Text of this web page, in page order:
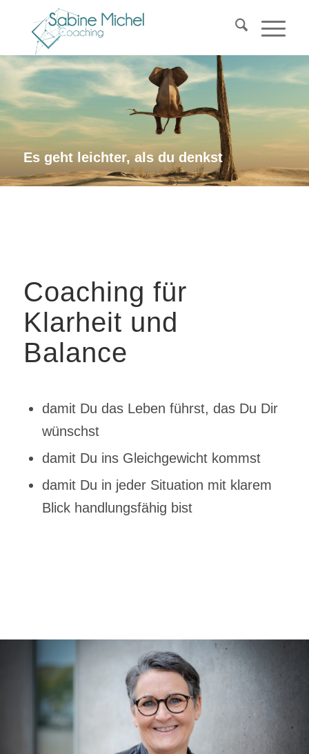
Es geht leichter, als du denkst
Coaching für
Klarheit und
Balance
damit Du das Leben führst, das Du Dir
wünschst
damit Du ins Gleichgewicht kommst
damit Du in jeder Situation mit klarem
Blick handlungsfähig bist